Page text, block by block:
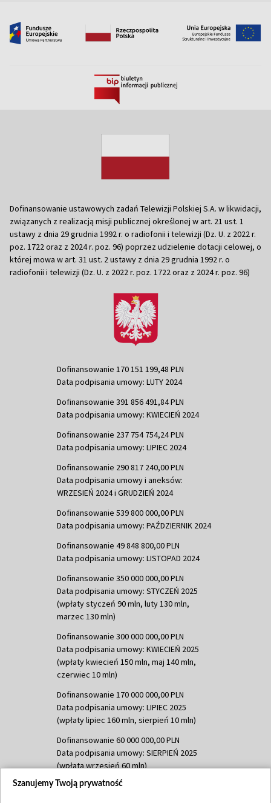
Dofinansowanie ustawowych zadań Telewizji Polskiej S.A. w likwidacji,
związanych z realizacją misji publicznej określonej w art. 21 ust. 1
ustawy z dnia 29 grudnia 1992 r. o radiofonii i telewizji (Dz. U. z 2022 r.
poz. 1722 oraz z 2024 r. poz. 96) poprzez udzielenie dotacji celowej, o
której mowa w art. 31 ust. 2 ustawy z dnia 29 grudnia 1992 r. o
radiofonii i telewizji (Dz. U. z 2022 r. poz. 1722 oraz z 2024 r. poz. 96)
Dofinansowanie 170 151 199,48 PLN
Data podpisania umowy: LUTY 2024
Dofinansowanie 391 856 491,84 PLN
Data podpisania umowy: KWIECIEŃ 2024
Dofinansowanie 237 754 754,24 PLN
Data podpisania umowy: LIPIEC 2024
Dofinansowanie 290 817 240,00 PLN
Data podpisania umowy i aneksów:
WRZESIEŃ 2024 i GRUDZIEŃ 2024
Dofinansowanie 539 800 000,00 PLN
Data podpisania umowy: PAŹDZIERNIK 2024
Dofinansowanie 49 848 800,00 PLN
Data podpisania umowy: LISTOPAD 2024
Dofinansowanie 350 000 000,00 PLN
Data podpisania umowy: STYCZEŃ 2025
(wpłaty styczeń 90 mln, luty 130 mln,
marzec 130 mln)
Dofinansowanie 300 000 000,00 PLN
Data podpisania umowy: KWIECIEŃ 2025
(wpłaty kwiecień 150 mln, maj 140 mln,
czerwiec 10 mln)
Dofinansowanie 170 000 000,00 PLN
Data podpisania umowy: LIPIEC 2025
(wpłaty lipiec 160 mln, sierpień 10 mln)
Dofinansowanie 60 000 000,00 PLN
Data podpisania umowy: SIERPIEŃ 2025
(wpłata wrzesień 60 mln)
Dofinansowanie 635 783 051,21 PLN
Szanujemy Twoją prywatność